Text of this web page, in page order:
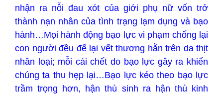
nhận ra nỗi đau xót của giới phụ nữ vốn trở
thành nạn nhân của tình trạng lạm dụng và bạo
hành…Mọi hành động bạo lực vi phạm chống lại
con người đều để lại vết thương hằn trên da thịt
nhân loại; mỗi cái chết do bạo lực gây ra khiến
chúng ta thu hẹp lại…Bạo lực kéo theo bạo lực
trầm trọng hơn, hận thù sinh ra hận thù kinh